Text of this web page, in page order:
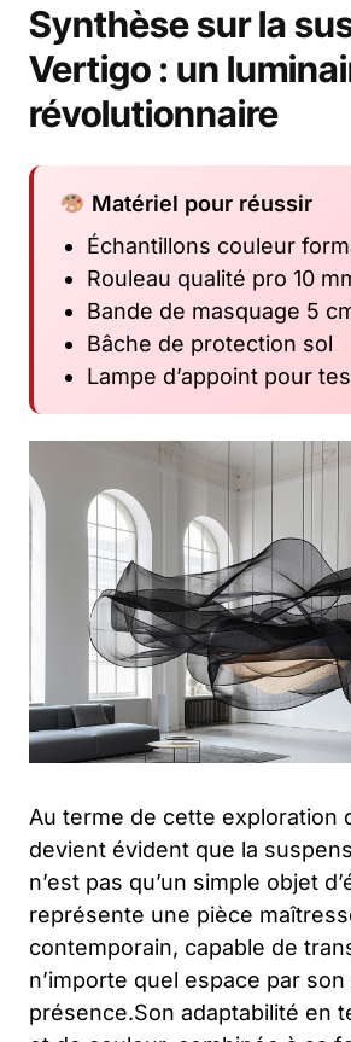
Synthèse sur la
Vertigo : un
révolutionnaire
Matériel pour réussir
Échantillons couleur
Rouleau qualité pro 10
Bande de masquage 5
Bâche de protection sol
Lampe d’appoint pour
Au terme de cette exploration
devient évident que la
n’est pas qu’un simple objet
représente une pièce
contemporain, capable de
n’importe quel espace par son
présence.Son adaptabilité en